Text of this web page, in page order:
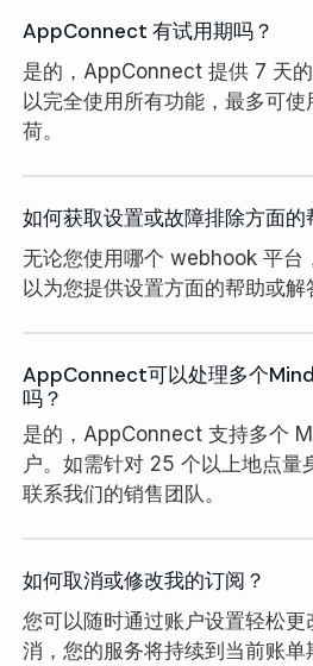
AppConnect 有试用期吗？
是的，AppConnect 提供 7 天
以完全使用所有功能，最多可
荷。
如何获取设置或故障排除方面的
无论您使用哪个 webhook 平台
以为您提供设置方面的帮助或解
AppConnect可以处理多个
吗？
是的，AppConnect 支持多个
户。如需针对 25 个以上地点量
联系我们的销售团队。
如何取消或修改我的订阅？
您可以随时通过账户设置轻松
消，您的服务将持续到当前账